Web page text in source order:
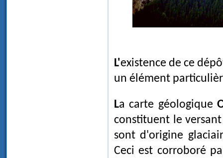
L'existence de ce
un élément
La carte géologique
constituent le
sont d'origine
Ceci est corroboré